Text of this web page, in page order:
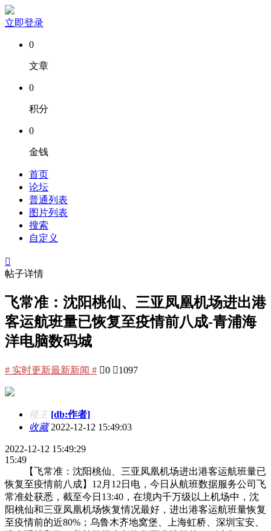
立即登录
0
文章
0
积分
0
金钱
首页
论坛
普通列表
图片列表
搜索
自定义

帖子详情
飞常准：沈阳桃仙、三亚凤凰机场进出港
客运航班量已恢复至疫情前八成-青浦海
洋电脑数码城
# 实时更新最新新闻 # 0 1097
楼主 [db:作者]
收藏2022-12-12 15:49:03
2022-12-12 15:49:29
15:49
【飞常准：沈阳桃仙、三亚凤凰机场进出港客运航班量已
恢复至疫情前八成】12月12日电，今日从航班数据服务公司飞
常准处获悉，截至今日13:40，在境内千万级以上机场中，沈
阳桃仙和三亚凤凰机场恢复情况最好，进出港客运航班量恢复
至疫情前的近80%；乌鲁木齐地窝堡、上海虹桥、深圳宝安、